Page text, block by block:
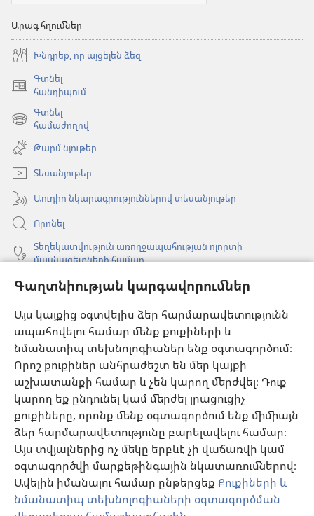
Գաղտնիության կարգավորումներ
Այս կայքից օգտվելիս ձեր հարմարավետությունն
ապահովելու համար մենք քուքիների և
նմանատիպ տեխնոլոգիաներ ենք օգտագործում։
Որոշ քուքիներ անհրաժեշտ են մեր կայքի
աշխատանքի համար և չեն կարող մերժվել։ Դուք
կարող եք ընդունել կամ մերժել լրացուցիչ
քուքիները, որոնք մենք օգտագործում ենք միմիայն
ձեր հարմարավետությունը բարելավելու համար։
Այս տվյալներից ոչ մեկը երբևէ չի վաճառվի կամ
օգտագործվի մարքեթինգային նկատառումներով։
Ավելին իմանալու համար ընթերցեք Քուքիների և
նմանատիպ տեխնոլոգիաների օգտագործման
Արագ հղումներ
Խնդրեք, որ այցելեն ձեզ
Գտնել
հանդիպում
(բացվում
նոր
պատուհան)
Գտնել
համաժողով
(բացվում
նոր
պատուհան)
Թարմ նյութեր
Տեսանյութեր
Աուդիո նկարագրություններով տեսանյութեր
Որոնել
Տեղեկատվություն առողջապահության ոլորտի
մասնագետների համար
Գլոբալ հաղորդակցություն
Օգնություն
Նվիրատվություններ
(բացվում
է
նոր
պատուհան)
Դիտարանի ՕՆԼԱՅՆ ԳՐԱԴԱՐԱՆ
(բացվում
է
նոր
պատուհան)
JW Hub
(բացվում
է
նոր
պատուհան)
JW Library® հավելված
Watchtower Library